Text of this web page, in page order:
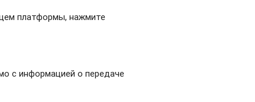
платформы, нажмите
с информацией о передаче